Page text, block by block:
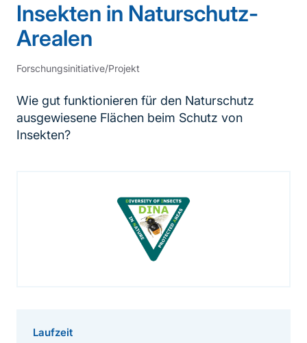
Insekten in Naturschutz-
Arealen
Forschungsinitiative/Projekt
Wie gut funktionieren für den Naturschutz
ausgewiesene Flächen beim Schutz von
Insekten?
Laufzeit